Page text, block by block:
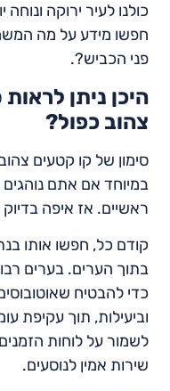
כולנו לעיר ירוקה
חפשו מידע על מה
פני הכביש?.
היכן ניתן
צהוב כפול?
סימון של קו קטעים
במיוחד אם אתם נוהגים
ראשיים. אז איפה בדיוק
קודם כל, חפשו אותו
בתוך הערים. בערים
כדי להבטיח שאוטובוסים
וביעילות, תוך עקיפת
לשמור על לוחות
שירות אמין לנוסעים.